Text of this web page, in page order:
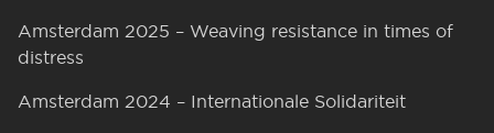
Amsterdam 2025 – Weaving resistance in times of
distress
Amsterdam 2024 – Internationale Solidariteit